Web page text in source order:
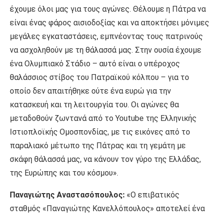
έχουμε όλοι μας για τους αγώνες. Θέλουμε η Πάτρα να
είναι ένας φάρος αισιοδοξίας και να αποκτήσει μόνιμες
μεγάλες εγκαταστάσεις, εμπνέοντας τους πατρινούς
να ασχοληθούν με τη θάλασσά μας. Στην ουσία έχουμε
ένα Ολυμπιακό Στάδιο – αυτό είναι ο υπέροχος
θαλάσσιος στίβος του Πατραϊκού κόλπου – για το
οποίο δεν απαιτήθηκε ούτε ένα ευρώ για την
κατασκευή και τη λειτουργία του. Οι αγώνες θα
μεταδοθούν ζωντανά από το Youtube της Ελληνικής
Ιστιοπλοϊκής Ομοσπονδίας, με τις εικόνες από το
παραλιακό μέτωπο της Πάτρας και τη γεμάτη με
σκάφη θάλασσά μας, να κάνουν τον γύρο της Ελλάδας,
της Ευρώπης και του κόσμου».
Παναγιώτης Αναστασόπουλος: «Ο επιβατικός
σταθμός «Παναγιώτης Κανελλόπουλος» αποτελεί ένα